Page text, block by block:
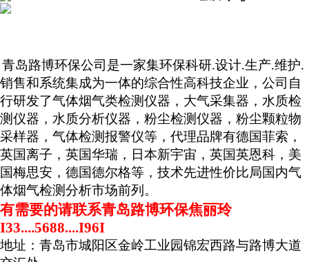
青岛路博环保公司是一家集环保科研.设计.生产.维护.
销售和系统集成为一体的综合性高科技企业，公司自
行研发了气体烟气类检测仪器，大气采集器，水质检
测仪器，水质分析仪器，粉尘检测仪器，粉尘颗粒物
采样器，气体检测报警仪等，代理品牌有德国菲索，
英国离子，英国华瑞，日本新宇宙，英国英恩科，美
国梅思安，德国德尔格等，技术先进性价比局国内气
体烟气检测分析市场前列。
有需要的请联系青岛路博环保焦丽玲
I33....5688....I96I
地址：青岛市城阳区金岭工业园锦宏西路与路博大道